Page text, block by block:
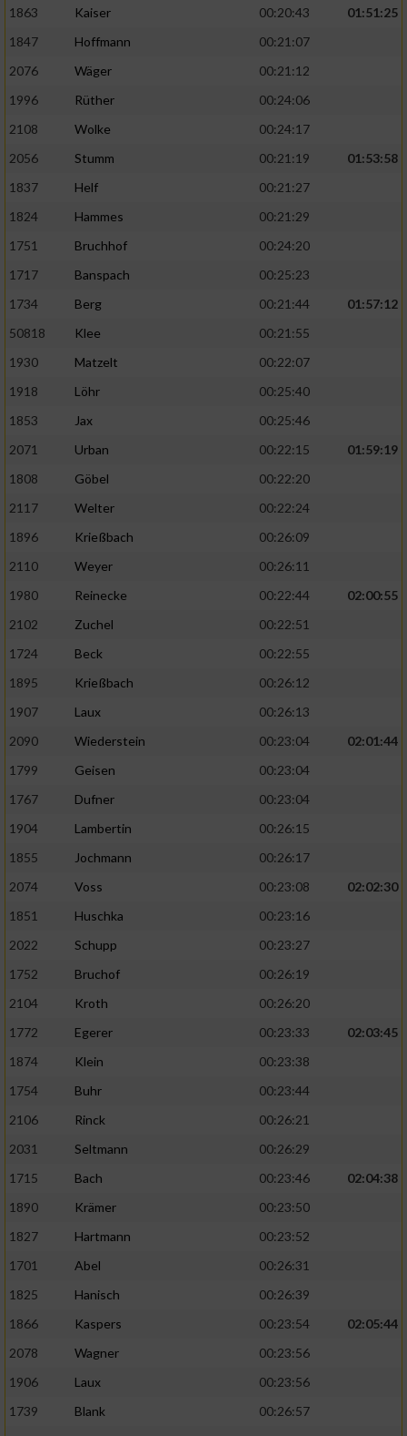
1863
Kaiser 00:20:43
01:51:25
1847
Hoffmann
00:21:07
2076
Wäger
00:21:12
1996
Rüther
00:24:06
2108
Wolke
00:24:17
2056
Stumm 00:21:19
01:53:58
1837
Helf
00:21:27
1824
Hammes
00:21:29
1751
Bruchhof
00:24:20
1717
Banspach
00:25:23
1734
Berg 00:21:44
01:57:12
50818
Klee
00:21:55
1930
Matzelt
00:22:07
1918
Löhr
00:25:40
1853
Jax
00:25:46
2071
Urban 00:22:15
01:59:19
1808
Göbel
00:22:20
2117
Welter
00:22:24
1896
Krießbach
00:26:09
2110
Weyer
00:26:11
1980
Reinecke 00:22:44
02:00:55
2102
Zuchel
00:22:51
1724
Beck
00:22:55
1895
Krießbach
00:26:12
1907
Laux
00:26:13
2090
Wiederstein 00:23:04
02:01:44
1799
Geisen
00:23:04
1767
Dufner
00:23:04
1904
Lambertin
00:26:15
1855
Jochmann
00:26:17
2074
Voss 00:23:08
02:02:30
1851
Huschka
00:23:16
2022
Schupp
00:23:27
1752
Bruchof
00:26:19
2104
Kroth
00:26:20
1772
Egerer 00:23:33
02:03:45
1874
Klein
00:23:38
1754
Buhr
00:23:44
2106
Rinck
00:26:21
2031
Seltmann
00:26:29
1715
Bach 00:23:46
02:04:38
1890
Krämer
00:23:50
1827
Hartmann
00:23:52
1701
Abel
00:26:31
1825
Hanisch
00:26:39
1866
Kaspers 00:23:54
02:05:44
2078
Wagner
00:23:56
1906
Laux
00:23:56
1739
Blank
00:26:57